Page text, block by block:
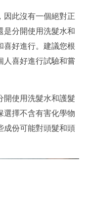
因此沒有一個絕對正
是分開使用洗髮水和
喜好進行。建議您根
人喜好進行試驗和嘗
開使用洗髮水和護髮
選擇不含有害化學物
成份可能對頭髮和頭